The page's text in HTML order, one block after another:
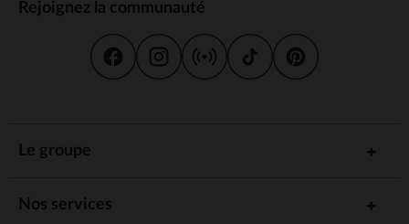
Rejoignez la communauté
Le groupe
Nos services